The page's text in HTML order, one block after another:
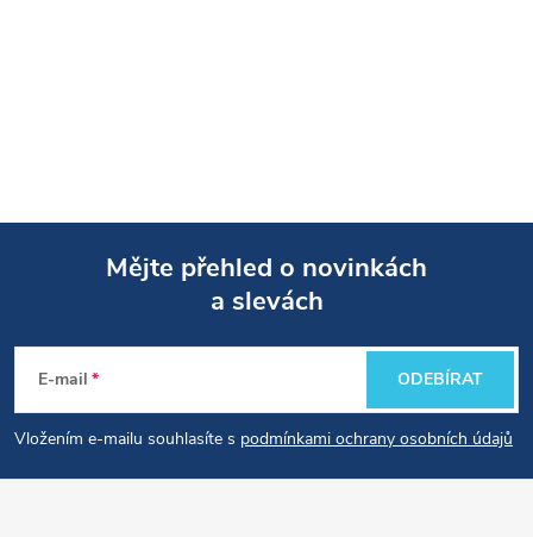
p
Mějte přehled o novinkách
a slevách
E-mail
Vložením e-mailu souhlasíte s podmínkami ochrany osobních údajů
ODEBÍRAT